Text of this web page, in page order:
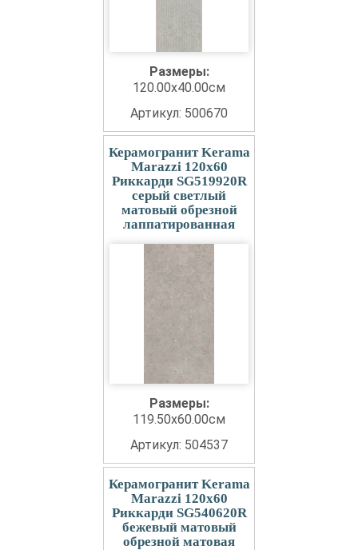
Размеры:
120.00x40.00см
Артикул: 500670
Керамогранит Kerama
Marazzi 120x60
Риккарди SG519920R
серый светлый
матовый обрезной
лаппатированная
Размеры:
119.50x60.00см
Артикул: 504537
Керамогранит Kerama
Marazzi 120x60
Риккарди SG540620R
бежевый матовый
обрезной матовая